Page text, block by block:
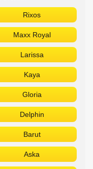
Rixos
Maxx Royal
Larissa
Kaya
Gloria
Delphin
Barut
Aska